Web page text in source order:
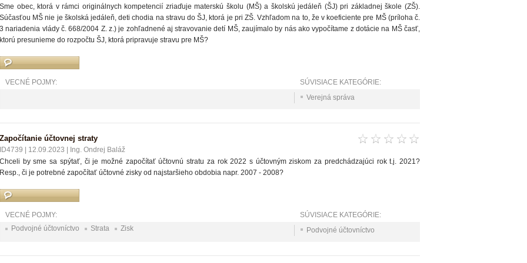
Sme obec, ktorá v rámci originálnych kompetencií zriaďuje materskú školu (MŠ) a školskú jedáleň (ŠJ) pri základnej škole (ZŠ).
Súčasťou MŠ nie je školská jedáleň, deti chodia na stravu do ŠJ, ktorá je pri ZŠ. Vzhľadom na to, že v koeficiente pre MŠ (príloha č.
3 nariadenia vlády č. 668/2004 Z. z.) je zohľadnené aj stravovanie detí MŠ, zaujímalo by nás ako vypočítame z dotácie na MŠ časť,
ktorú presunieme do rozpočtu ŠJ, ktorá pripravuje stravu pre MŠ?
VECNÉ POJMY:
SÚVISIACE KATEGÓRIE:
Verejná správa
Započítanie účtovnej straty
ID4739 12.09.2023
Ing. Ondrej Baláž
Chceli by sme sa spýtať, či je možné započítať účtovnú stratu za rok 2022 s účtovným ziskom za predchádzajúci rok t.j. 2021?
Resp., či je potrebné započítať účtovné zisky od najstaršieho obdobia napr. 2007 - 2008?
VECNÉ POJMY:
Podvojné účtovníctvo
Strata Zisk
SÚVISIACE KATEGÓRIE:
Podvojné účtovníctvo